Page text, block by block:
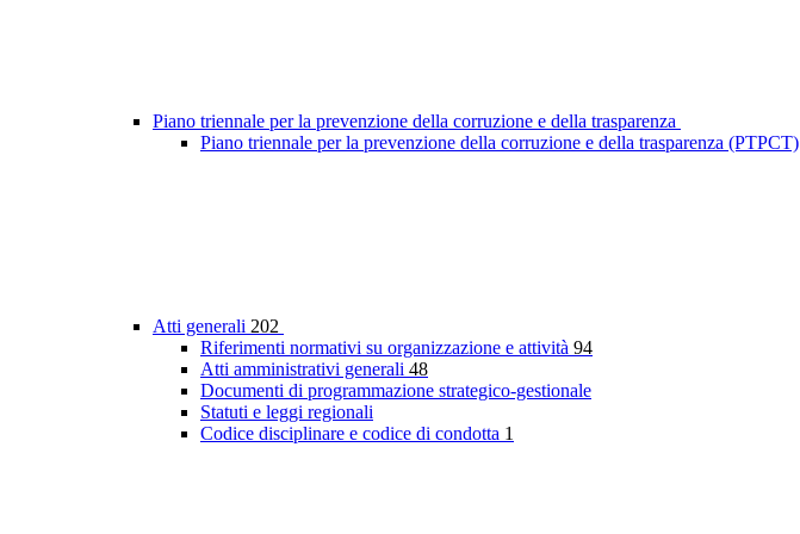
Piano triennale per la prevenzione della corruzione e della trasparenza
Piano triennale per la prevenzione della corruzione e della trasparenza (PTPCT)
Atti generali 202
Riferimenti normativi su organizzazione e attività 94
Atti amministrativi generali 48
Documenti di programmazione strategico-gestionale
Statuti e leggi regionali
Codice disciplinare e codice di condotta 1